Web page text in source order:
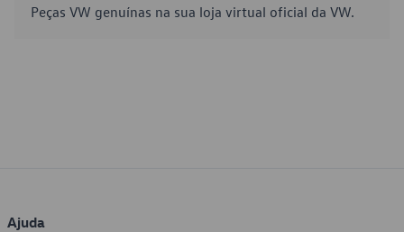
Peças VW genuínas na sua loja virtual oficial da VW.
Ajuda